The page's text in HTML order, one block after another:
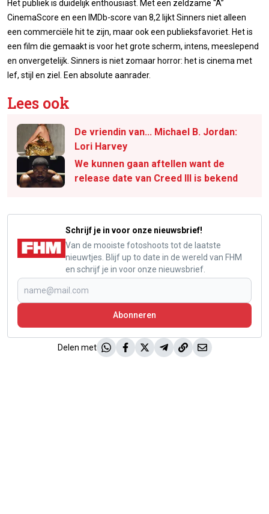
Het publiek is duidelijk enthousiast. Met een zeldzame “A”
CinemaScore en een IMDb-score van 8,2 lijkt Sinners niet alleen
een commerciële hit te zijn, maar ook een publieksfavoriet. Het is
een film die gemaakt is voor het grote scherm, intens, meeslepend
en onvergetelijk. Sinners is niet zomaar horror: het is cinema met
lef, stijl en ziel. Een absolute aanrader.
Lees ook
De vriendin van... Michael B. Jordan:
Lori Harvey
We kunnen gaan aftellen want de
release date van Creed III is bekend
Schrijf je in voor onze nieuwsbrief!
Van de mooiste fotoshoots tot de laatste
nieuwtjes. Blijf up to date in de wereld van FHM
en schrijf je in voor onze nieuwsbrief.
Abonneren
Delen met